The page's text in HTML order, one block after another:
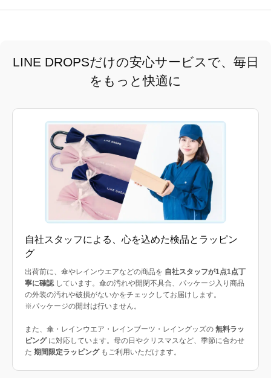
LINE DROPSだけの安心サービスで、毎日
をもっと快適に
自社スタッフによる、心を込めた検品とラッピン
グ
出荷前に、傘やレインウエアなどの商品を 自社スタッフが1点1点丁
寧に確認しています。傘の汚れや開閉不具合、パッケージ入り商品
の外装の汚れや破損がないかをチェックしてお届けします。
※パッケージの開封は行いません。
また、傘・レインウエア・レインブーツ・レイングッズの 無料ラッ
ピングに対応しています。母の日やクリスマスなど、季節に合わせ
た 期間限定ラッピングもご利用いただけます。